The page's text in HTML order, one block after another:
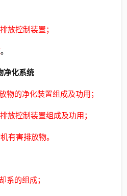
放控制装置；
。
净化系统
物的净化装置组成及功用；
放控制装置组成及功用；
有害排放物。
系的组成；